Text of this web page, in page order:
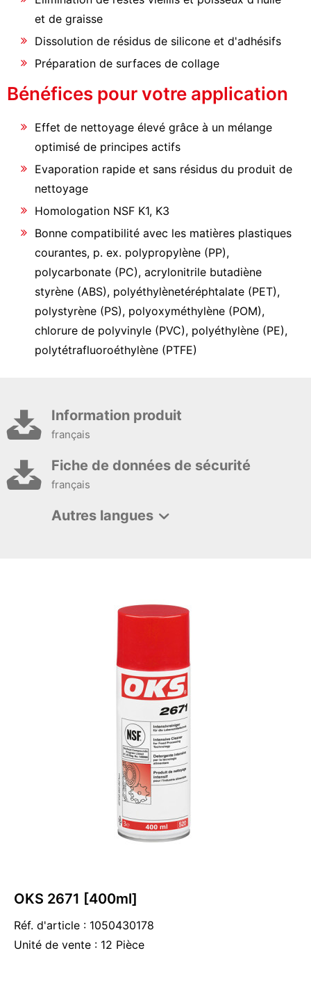
et de graisse
Dissolution de résidus de silicone et d'adhésifs
Préparation de surfaces de collage
Bénéfices pour votre application
Effet de nettoyage élevé grâce à un mélange
optimisé de principes actifs
Evaporation rapide et sans résidus du produit de
nettoyage
Homologation NSF K1, K3
Bonne compatibilité avec les matières plastiques
courantes, p. ex. polypropylène (PP),
polycarbonate (PC), acrylonitrile butadiène
styrène (ABS), polyéthylènetéréphtalate (PET),
polystyrène (PS), polyoxyméthylène (POM),
chlorure de polyvinyle (PVC), polyéthylène (PE),
polytétrafluoroéthylène (PTFE)
Information produit
français
Fiche de données de sécurité
français
Autres langues
OKS 2671 [400ml]
Réf. d'article : 1050430178
Unité de vente : 12 Pièce